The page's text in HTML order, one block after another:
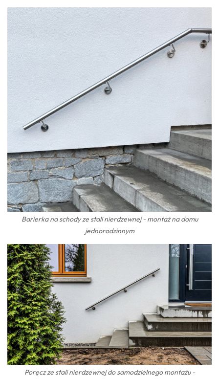
Barierka na schody ze stali nierdzewnej - montaż na domu
jednorodzinnym
Poręcz ze stali nierdzewnej do samodzielnego montażu -